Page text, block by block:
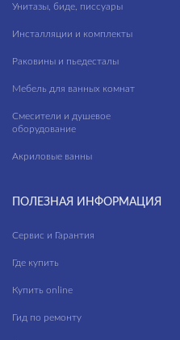
Унитазы, биде, писсуары
Инсталляции и комплекты
Раковины и пьедесталы
Мебель для ванных комнат
Смесители и душевое
оборудование
Акриловые ванны
ПОЛЕЗНАЯ ИНФОРМАЦИЯ
Сервис и Гарантия
Где купить
Купить online
Гид по ремонту